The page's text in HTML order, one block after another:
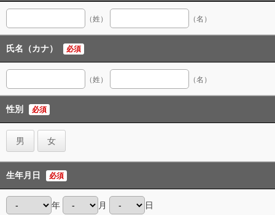
（姓） （名）
氏名（カナ） 必須
（姓） （名）
性別 必須
男 女
生年月日 必須
年 月 日